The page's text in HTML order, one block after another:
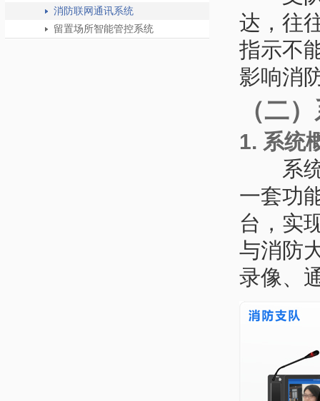
消防联网通讯系统
留置场所智能管控系统
达，往
指示不
影响消
（二
1. 系统
系
一套功
台，实
与消防
录像、